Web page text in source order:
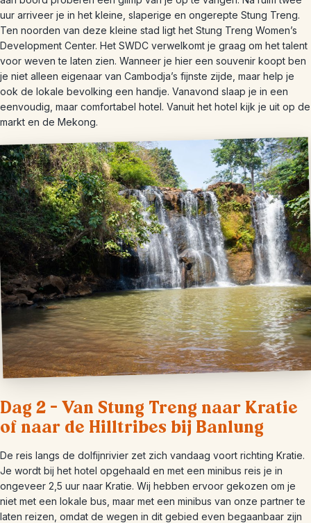
uur arriveer je in het kleine, slaperige en ongerepte Stung Treng.
Ten noorden van deze kleine stad ligt het Stung Treng Women’s
Development Center. Het SWDC verwelkomt je graag om het talent
voor weven te laten zien. Wanneer je hier een souvenir koopt ben
je niet alleen eigenaar van Cambodja’s fijnste zijde, maar help je
ook de lokale bevolking een handje. Vanavond slaap je in een
eenvoudig, maar comfortabel hotel. Vanuit het hotel kijk je uit op de
markt en de Mekong.
Dag 2 – Van Stung Treng naar Kratie
of naar de Hilltribes bij Banlung
De reis langs de dolfijnrivier zet zich vandaag voort richting Kratie.
Je wordt bij het hotel opgehaald en met een minibus reis je in
ongeveer 2,5 uur naar Kratie. Wij hebben ervoor gekozen om je
niet met een lokale bus, maar met een minibus van onze partner te
laten reizen, omdat de wegen in dit gebied even begaanbaar zijn